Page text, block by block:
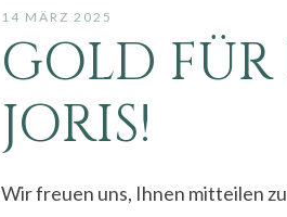
14 MÄRZ 2025
GOLD FÜR
JORIS!
Wir freuen uns, Ihnen mitteilen zu